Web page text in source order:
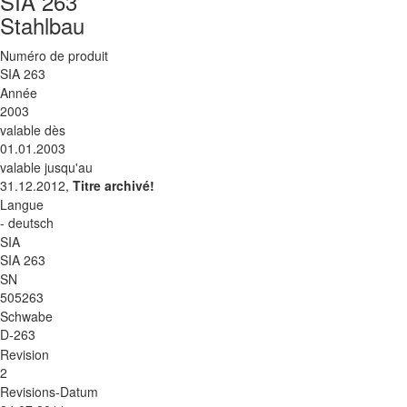
Stahlbau
Numéro de produit
SIA 263
Année
2003
valable dès
01.01.2003
valable jusqu'au
31.12.2012, Titre archivé!
Langue
- deutsch
SIA
SIA 263
SN
505263
Schwabe
D-263
Revision
2
Revisions-Datum